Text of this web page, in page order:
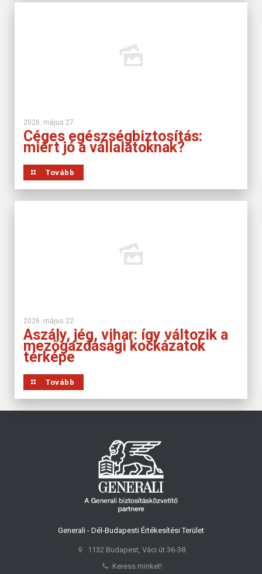
2026. május 27.
Céges egészségbiztosítás:
miért jó a vállalatoknak?
Tovább
2026. május 22.
Aszály, jég, vihar: így változik a
mezőgazdasági kockázatok
térképe
Tovább
Generali - Dél-Budapesti Értékesítési Terület
1132 Budapest, Váci út 36-38.
Keress minket!